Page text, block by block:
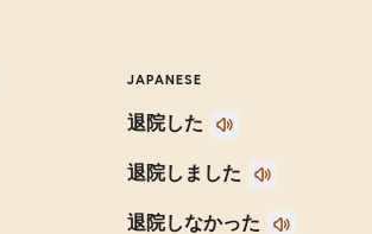
JAPANESE
退院した
退院しました
退院しなかった